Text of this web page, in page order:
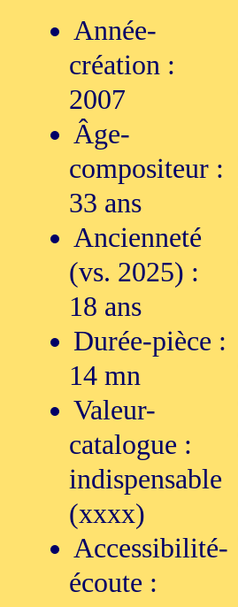
Année-
création :
2007
Âge-
compositeur :
33 ans
Ancienneté
(vs. 2025) :
18 ans
Durée-pièce :
14 mn
Valeur-
catalogue :
indispensable
(xxxx)
Accessibilité-
écoute :